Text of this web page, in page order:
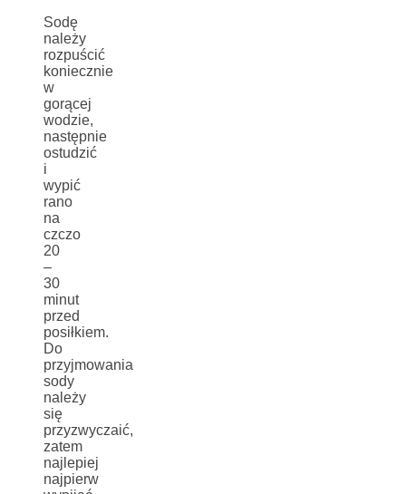
Sodę
należy
rozpuścić
koniecznie
w
gorącej
wodzie,
następnie
ostudzić
i
wypić
rano
na
czczo
20
–
30
minut
przed
posiłkiem.
Do
przyjmowania
sody
należy
się
przyzwyczaić,
zatem
najlepiej
najpierw